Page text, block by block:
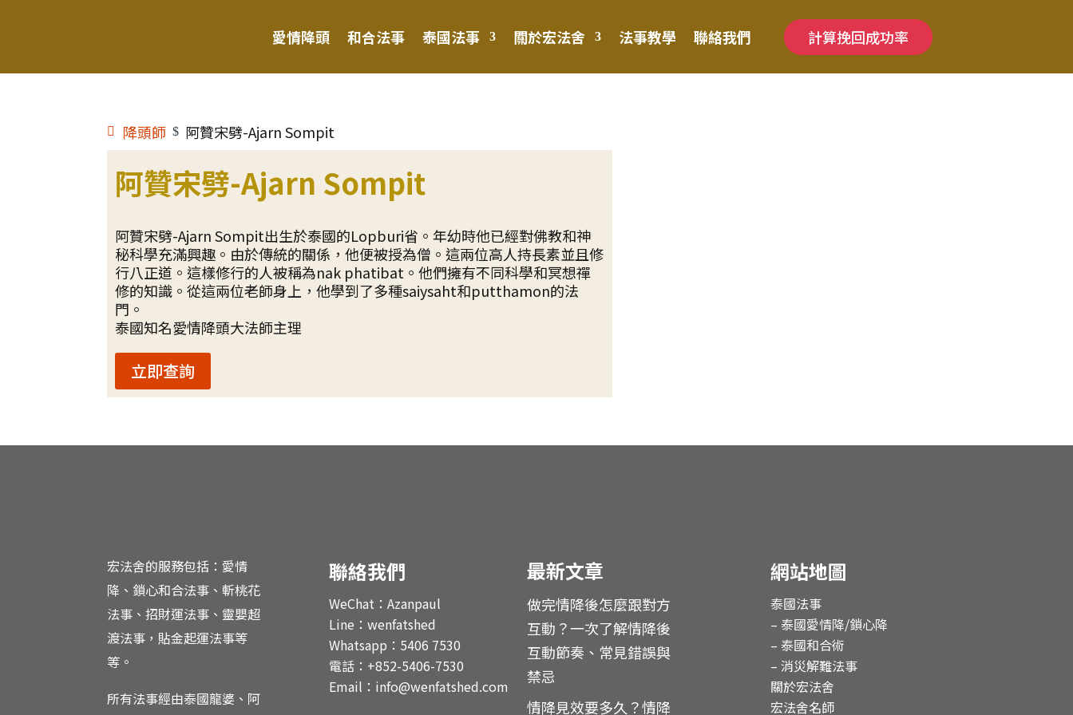
愛情降頭 和合法事 泰國法事 關於宏法舍 法事教學 聯絡我們 計算挽回成功率
降頭師 $ 阿贊宋劈-Ajarn Sompit
阿贊宋劈-Ajarn Sompit
阿贊宋劈-Ajarn Sompit出生於泰國的Lopburi省。年幼時他已經對佛教和神
秘科學充滿興趣。由於傳統的關係，他便被授為僧。這兩位高人持長素並且修
行八正道。這樣修行的人被稱為nak phatibat。他們擁有不同科學和冥想禪
修的知識。從這兩位老師身上，他學到了多種saiysaht和putthamon的法
門。
泰國知名愛情降頭大法師主理
立即查詢
宏法舍的服務包括：愛情
降、鎖心和合法事、斬桃花
法事、招財運法事、靈嬰超
渡法事，貼金起運法事等
等。
所有法事經由泰國龍婆、阿
聯絡我們
WeChat：Azanpaul
Line：wenfatshed
Whatsapp：5406 7530
電話：+852-5406-7530
Email：info@wenfatshed.com
最新文章
做完情降後怎麼跟對方
互動？一次了解情降後
互動節奏、常見錯誤與
禁忌
情降見效要多久？情降
網站地圖
泰國法事
– 泰國愛情降/鎖心降
– 泰國和合術
– 消災解難法事
關於宏法舍
宏法舍名師